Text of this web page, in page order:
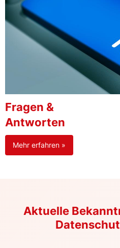
Fragen &
Antworten
Mehr erfahren »
Aktuelle